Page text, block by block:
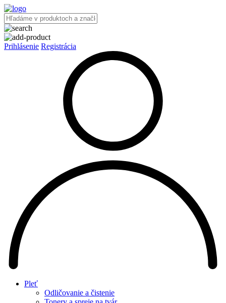
Prihlásenie Registrácia
Pleť
Odličovanie a čistenie